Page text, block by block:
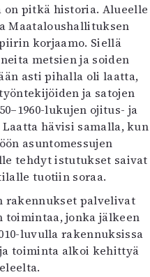
pitkä historia. Alueelle
Maataloushallituksen
korjaamo. Siellä
metsien ja soiden
asti pihalla oli laatta,
ja satojen
lukujen ojitus- ja
hävisi samalla, kun
asuntomessujen
tehdyt istutukset saivat
tuotiin soraa.
rakennukset palvelivat
jonka jälkeen
luvulla rakennuksissa
toiminta alkoi kehittyä